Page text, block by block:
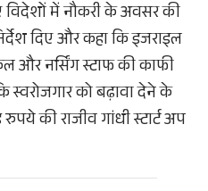
विदेशों में नौकरी के अवसर की
दिए और कहा कि इजराइल
और नर्सिंग स्टाफ की काफी
स्वरोजगार को बढ़ावा देने के
की राजीव गांधी स्टार्ट अप